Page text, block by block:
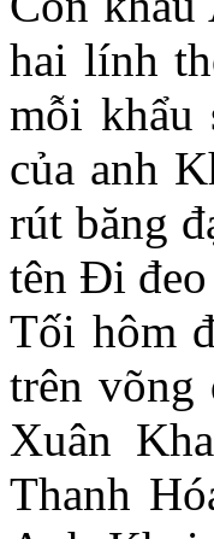
hai lính
mỗi khẩu
của anh
rút băng
tên Đi đeo
Tối hôm
trên võng
Xuân
Thanh